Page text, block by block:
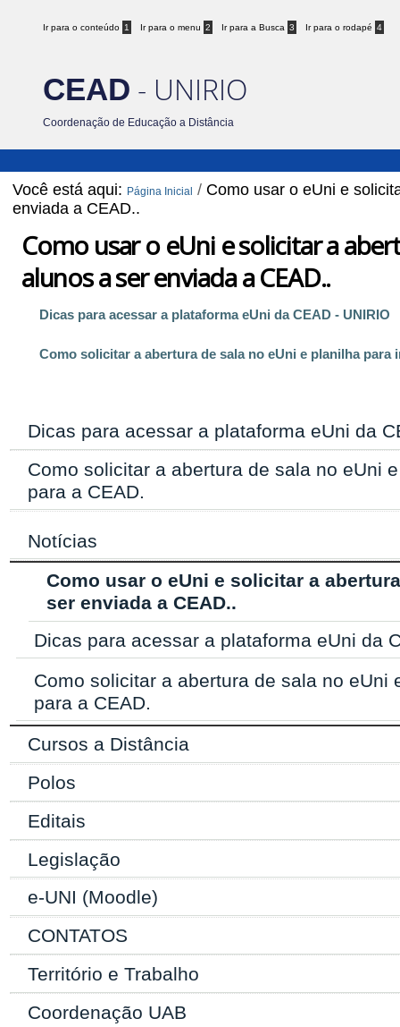
Ir para o conteúdo 1 Ir para o menu 2 Ir para a Busca 3 Ir para o rodapé 4
CEAD - UNIRIO
Coordenação de Educação a Distância
Você está aqui: Página Inicial / Como usar o eUni e
enviada a CEAD..
Como usar o eUni e solicitar a
alunos a ser enviada a CEAD..
Dicas para acessar a plataforma eUni da CEAD - UNIRIO
Como solicitar a abertura de sala no eUni e planilha para
Dicas para acessar a plataforma eUni da
Como solicitar a abertura de sala no eUni
para a CEAD.
Notícias
Como usar o eUni e solicitar a
ser enviada a CEAD..
Dicas para acessar a plataforma eUni da
Como solicitar a abertura de sala no
para a CEAD.
Cursos a Distância
Polos
Editais
Legislação
e-UNI (Moodle)
CONTATOS
Território e Trabalho
Coordenação UAB